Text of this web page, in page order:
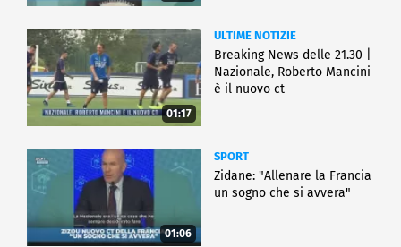
01:17
ULTIME NOTIZIE
Breaking News delle 21.30 |
Nazionale, Roberto Mancini
è il nuovo ct
01:06
SPORT
Zidane: "Allenare la Francia
un sogno che si avvera"